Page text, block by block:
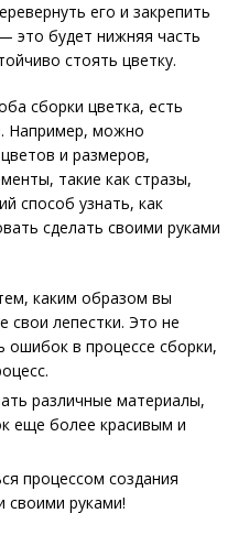
его и закрепить
это будет нижняя часть
стоять цветку.
сборки цветка, есть
Например, можно
и размеров,
такие как стразы,
способ узнать, как
сделать своими руками
каким образом вы
свои лепестки. Это не
в процессе сборки,
различные материалы,
еще более красивым и
процессом создания
своими руками!